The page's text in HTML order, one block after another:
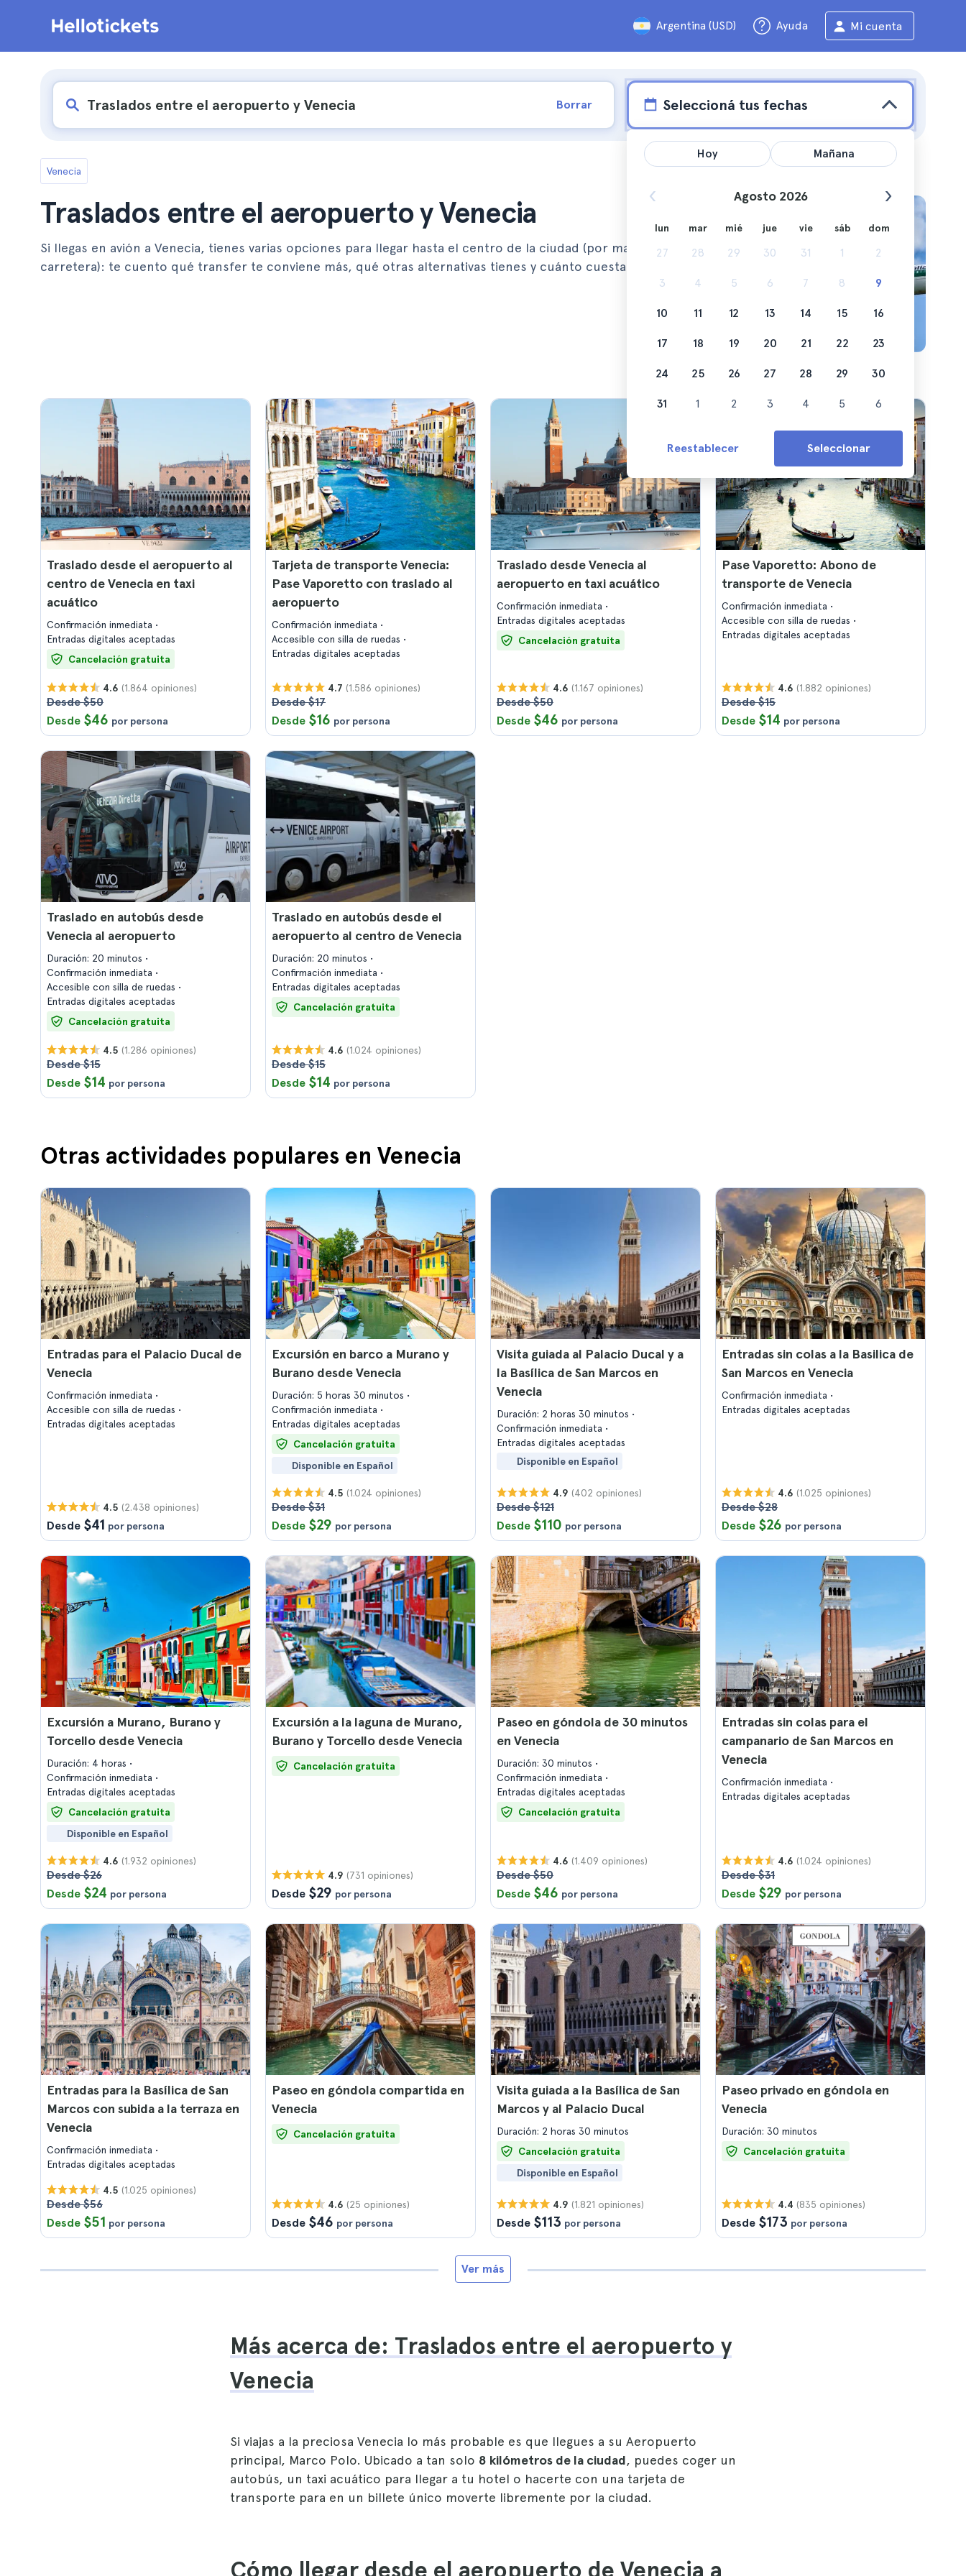
Argentina (USD) Ayuda Mi cuenta
Borrar Seleccioná tus fechas
Venecia
Traslados entre el aeropuerto y Venecia
Si llegas en avión a Venecia, tienes varias opciones para llegar hasta el centro de la ciudad (por mar o por
carretera): te cuento qué transfer te conviene más, qué otras alternativas tienes y cuánto cuestan
Traslado desde el aeropuerto al
centro de Venecia en taxi
acuático
Confirmación inmediata
Entradas digitales aceptadas
Cancelación gratuita
4.6 (1.864 opiniones)
Desde $50
Desde $46 por persona
Tarjeta de transporte Venecia:
Pase Vaporetto con traslado al
aeropuerto
Confirmación inmediata
Accesible con silla de ruedas
Entradas digitales aceptadas
4.7 (1.586 opiniones)
Desde $17
Desde $16 por persona
Traslado desde Venecia al
aeropuerto en taxi acuático
Confirmación inmediata
Entradas digitales aceptadas
Cancelación gratuita
4.6 (1.167 opiniones)
Desde $50
Desde $46 por persona
Pase Vaporetto: Abono de
transporte de Venecia
Confirmación inmediata
Accesible con silla de ruedas
Entradas digitales aceptadas
4.6 (1.882 opiniones)
Desde $15
Desde $14 por persona
Traslado en autobús desde
Venecia al aeropuerto
Duración: 20 minutos
Confirmación inmediata
Accesible con silla de ruedas
Entradas digitales aceptadas
Cancelación gratuita
4.5 (1.286 opiniones)
Desde $15
Desde $14 por persona
Traslado en autobús desde el
aeropuerto al centro de Venecia
Duración: 20 minutos
Confirmación inmediata
Entradas digitales aceptadas
Cancelación gratuita
4.6 (1.024 opiniones)
Desde $15
Desde $14 por persona
Otras actividades populares en Venecia
Entradas para el Palacio Ducal de
Venecia
Confirmación inmediata
Accesible con silla de ruedas
Entradas digitales aceptadas
4.5 (2.438 opiniones)
Desde $41 por persona
Excursión en barco a Murano y
Burano desde Venecia
Duración: 5 horas 30 minutos
Confirmación inmediata
Entradas digitales aceptadas
Cancelación gratuita
Disponible en Español
4.5 (1.024 opiniones)
Desde $31
Desde $29 por persona
Visita guiada al Palacio Ducal y a
la Basílica de San Marcos en
Venecia
Duración: 2 horas 30 minutos
Confirmación inmediata
Entradas digitales aceptadas
Disponible en Español
4.9 (402 opiniones)
Desde $121
Desde $110 por persona
Entradas sin colas a la Basilica de
San Marcos en Venecia
Confirmación inmediata
Entradas digitales aceptadas
4.6 (1.025 opiniones)
Desde $28
Desde $26 por persona
Excursión a Murano, Burano y
Torcello desde Venecia
Duración: 4 horas
Confirmación inmediata
Entradas digitales aceptadas
Cancelación gratuita
Disponible en Español
4.6 (1.932 opiniones)
Desde $26
Desde $24 por persona
Excursión a la laguna de Murano,
Burano y Torcello desde Venecia
Cancelación gratuita
4.9 (731 opiniones)
Desde $29 por persona
Paseo en góndola de 30 minutos
en Venecia
Duración: 30 minutos
Confirmación inmediata
Entradas digitales aceptadas
Cancelación gratuita
4.6 (1.409 opiniones)
Desde $50
Desde $46 por persona
Entradas sin colas para el
campanario de San Marcos en
Venecia
Confirmación inmediata
Entradas digitales aceptadas
4.6 (1.024 opiniones)
Desde $31
Desde $29 por persona
Entradas para la Basílica de San
Marcos con subida a la terraza en
Venecia
Confirmación inmediata
Entradas digitales aceptadas
4.5 (1.025 opiniones)
Desde $56
Desde $51 por persona
Paseo en góndola compartida en
Venecia
Cancelación gratuita
4.6 (25 opiniones)
Desde $46 por persona
Visita guiada a la Basílica de San
Marcos y al Palacio Ducal
Duración: 2 horas 30 minutos
Cancelación gratuita
Disponible en Español
4.9 (1.821 opiniones)
Desde $113 por persona
Paseo privado en góndola en
Venecia
Duración: 30 minutos
Cancelación gratuita
4.4 (835 opiniones)
Desde $173 por persona
Ver más
Más acerca de: Traslados entre el aeropuerto y
Venecia
Si viajas a la preciosa Venecia lo más probable es que llegues a su Aeropuerto
principal, Marco Polo. Ubicado a tan solo 8 kilómetros de la ciudad, puedes coger un
autobús, un taxi acuático para llegar a tu hotel o hacerte con una tarjeta de
transporte para en un billete único moverte libremente por la ciudad.
Cómo llegar desde el aeropuerto de Venecia a
Hoy Mañana
Agosto 2026
lun mar mié jue vie sáb dom
27 28 29 30 31 1 2
3 4 5 6 7 8 9
10 11 12 13 14 15 16
17 18 19 20 21 22 23
24 25 26 27 28 29 30
31 1 2 3 4 5 6
Reestablecer Seleccionar